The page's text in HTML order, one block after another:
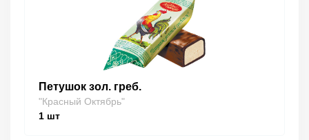
Петушок зол. греб.
"Красный Октябрь"
1 шт